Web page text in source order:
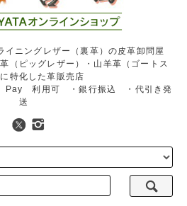
ニングレザー（裏革）の皮革卸問屋
（ピッグレザー）・山羊革（ゴートス
特化した革販売店
利用可 ・銀行振込 ・代引き発
送